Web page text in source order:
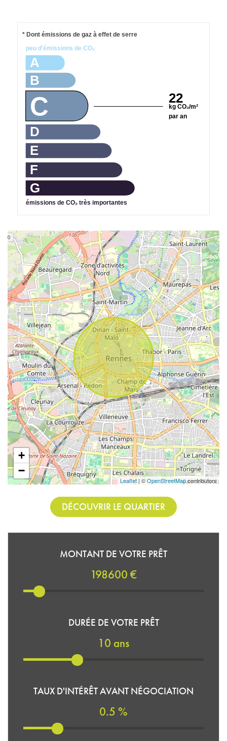
22
kg CO₂/m²
par an
A
B
C
D
E
F
G
émissions de CO₂ très importantes
peu d'émissions de CO₂
* Dont émissions de gaz à effet de serre
+
−
Leaflet| ©OpenStreetMapcontributors
DÉCOUVRIR LE QUARTIER
MONTANT DE VOTRE PRÊT
198600 €
DURÉE DE VOTRE PRÊT
10 ans
TAUX D'INTÉRÊT AVANT NÉGOCIATION
0.5 %